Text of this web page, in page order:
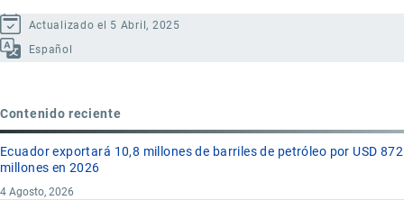
Actualizado el 5 Abril, 2025
Español
Contenido reciente
Ecuador exportará 10,8 millones de barriles de petróleo por USD 872
millones en 2026
4 Agosto, 2026